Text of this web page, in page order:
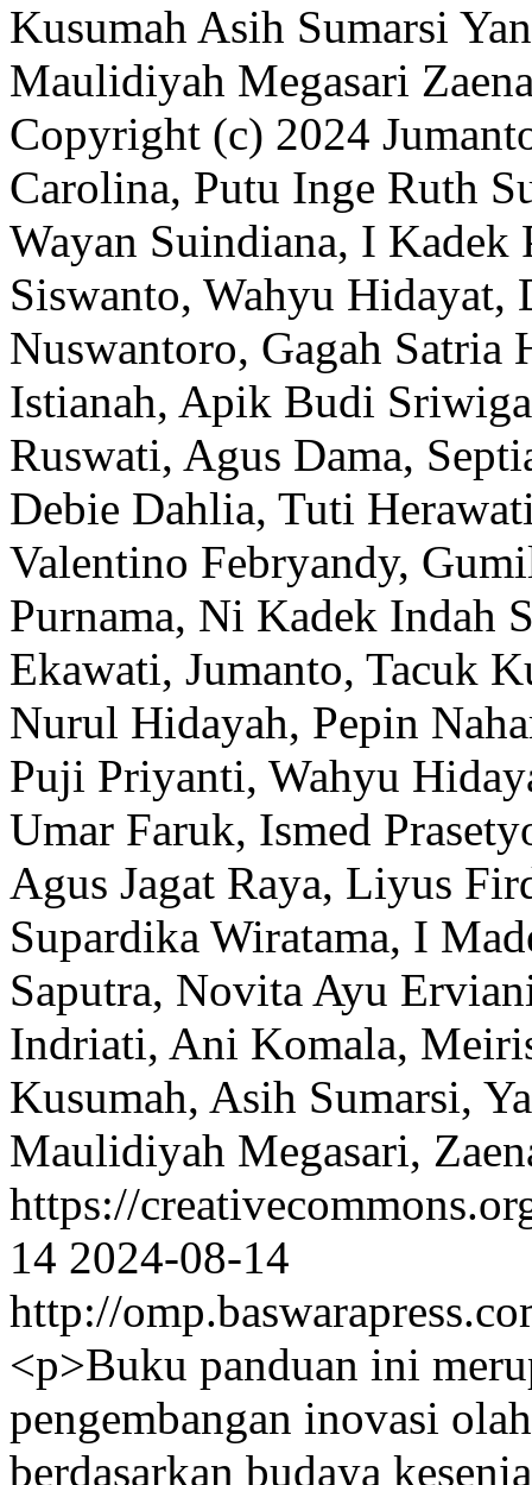
Kusumah Asih Sumarsi
Maulidiyah Megasari
Copyright (c) 2024
Carolina, Putu Inge Ruth
Wayan Suindiana, I
Siswanto, Wahyu
Nuswantoro, Gagah Satria
Istianah, Apik Budi
Ruswati, Agus Dama,
Debie Dahlia, Tuti
Valentino Febryandy,
Purnama, Ni Kadek Indah
Ekawati, Jumanto, Tacuk
Nurul Hidayah, Pepin
Puji Priyanti, Wahyu
Umar Faruk, Ismed
Agus Jagat Raya, Liyus
Supardika Wiratama, I
Saputra, Novita Ayu
Indriati, Ani Komala,
Kusumah, Asih Sumarsi,
Maulidiyah Megasari,
https://
14 2024-08-14
http://
<p>Buku panduan ini
pengembangan inovasi
berdasarkan budaya